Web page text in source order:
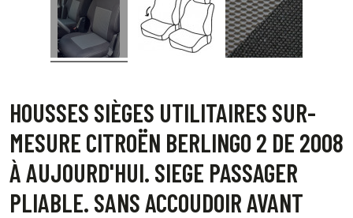
HOUSSES SIÈGES UTILITAIRES SUR-
MESURE CITROËN BERLINGO 2 DE 2008
À AUJOURD'HUI. SIEGE PASSAGER
PLIABLE. SANS ACCOUDOIR AVANT